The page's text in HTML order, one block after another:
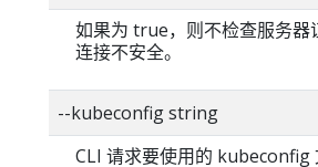
如果为 true，则不检查服务器
连接不安全。
--kubeconfig string
CLI 请求要使用的 kubeconfig